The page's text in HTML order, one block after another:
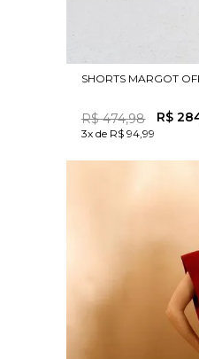
SHORTS MARGOT
R$ 474,98 R$
3x de R$ 94,99